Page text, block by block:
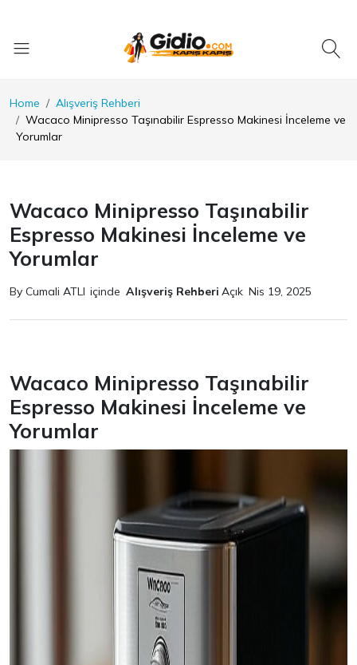
Home
Alışveriş Rehberi
Wacaco Minipresso Taşınabilir Espresso Makinesi İnceleme ve
Yorumlar
Wacaco Minipresso Taşınabilir
Espresso Makinesi İnceleme ve
Yorumlar
By Cumali ATLI içinde Alışveriş Rehberi Açık Nis 19, 2025
Wacaco Minipresso Taşınabilir
Espresso Makinesi İnceleme ve
Yorumlar